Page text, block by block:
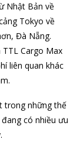
Nhật Bản về
Tokyo về
Đà Nẵng.
Cargo Max
liên quan khác
trong những thế
có nhiều ưu